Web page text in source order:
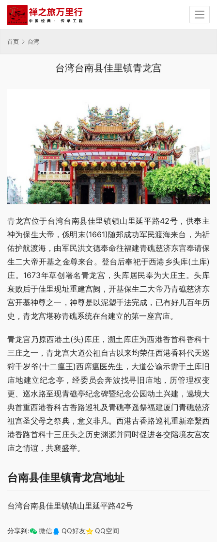
首页 台湾
台湾台南县佳里镇青龙宫
青龙宫位于台湾台南县佳里镇镇山里延平路42号，供奉主
神为保生大帝，係明末(1661)随郑成功军民渡海来台，为祈
佑护航渡海，由军民洪文德奉命往福建青礁慈济东宫奉请保
生二大帝开基之金尊来台。登台后奉祀于西港乡头库(土库)
庄。1673年草创署名青龙宫，头库居民奉为大庄主。头库
衰败后于佳里现址重建宫阙，开基保生二大帝乃青礁慈济东
宫开基神尊之一，神尊是以泥塑手法完成，已有好几百年历
史，青龙宫堪称青礁系统在台建立的第一座宫庙。
青龙宫乃原西港土(头)库庄，溯土库庄为西港香首科香科十
三庄之一，青龙宫大道公祖自古以来均荣任西港香科代天巡
狩千岁爷(十二瘟王)西席瘟医先生，大道公谕示需于土库旧
庙地建立纪念亭，经委员会奔波找寻旧庙地，历管理权变
更、巡水路至现青礁亭纪念碑暨纪念公园动土兴建，遶境大
典首重西港香科古香路巡礼及青礁亭遥祭福建厦门青礁慈济
祖宫圣父母之祭典，意义非凡。西港古香路巡礼重新牵繫西
港香路首科十三庄头之历史渊源并同时促进各交陪境友宫友
庙之情谊，共襄盛举。
台南县佳里镇青龙宫地址
台湾台南县佳里镇镇山里延平路42号
分享到: 微信 QQ好友 QQ空间